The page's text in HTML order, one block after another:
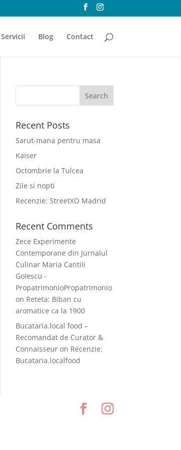
Servicii Blog Contact
Recent Posts
Sarut-mana pentru masa
Kaiser
Octombrie la Tulcea
Zile si nopti
Recenzie: StreetXO Madrid
Recent Comments
Zece Experimente
Contemporane din Jurnalul
Culinar Maria Cantili
Golescu -
PropatrimonioPropatrimonio
on Reteta: Biban cu
aromatice ca la 1900
Bucataria.local food –
Recomandat de Curator &
Connaisseur on Recenzie:
Bucataria.localfood